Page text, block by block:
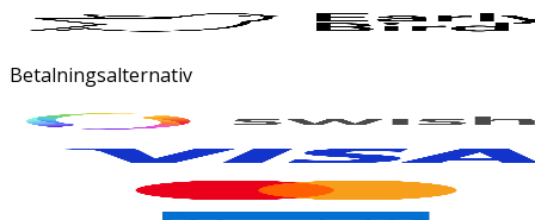
Betalningsalternativ